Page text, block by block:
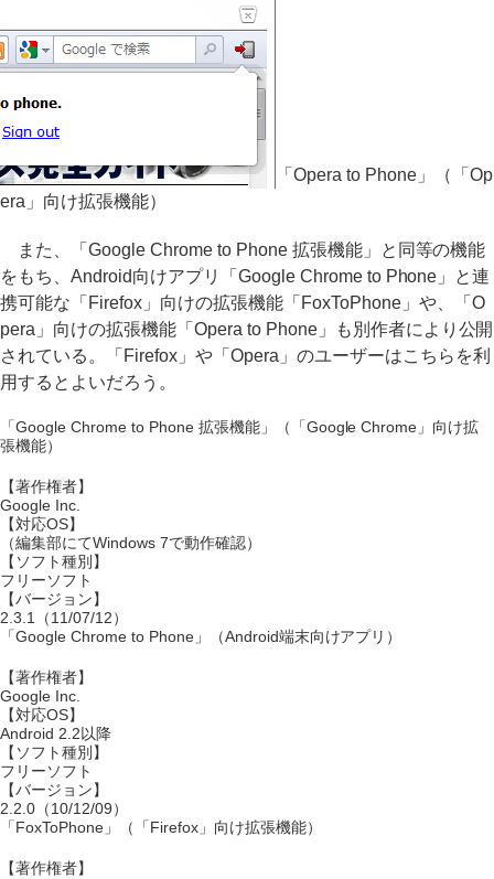
「Opera to Phone」（「Op
era」向け拡張機能）
また、「Google Chrome to Phone 拡張機能」と同等の機能
をもち、Android向けアプリ「Google Chrome to Phone」と連
携可能な「Firefox」向けの拡張機能「FoxToPhone」や、「O
pera」向けの拡張機能「Opera to Phone」も別作者により公開
されている。「Firefox」や「Opera」のユーザーはこちらを利
用するとよいだろう。
「Google Chrome to Phone 拡張機能」（「Google Chrome」向け拡
張機能）
【著作権者】
Google Inc.
【対応OS】
（編集部にてWindows 7で動作確認）
【ソフト種別】
フリーソフト
【バージョン】
2.3.1（11/07/12）
「Google Chrome to Phone」（Android端末向けアプリ）
【著作権者】
Google Inc.
【対応OS】
Android 2.2以降
【ソフト種別】
フリーソフト
【バージョン】
2.2.0（10/12/09）
「FoxToPhone」（「Firefox」向け拡張機能）
【著作権者】